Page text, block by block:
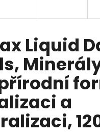
Liquid
a
HLEDAT